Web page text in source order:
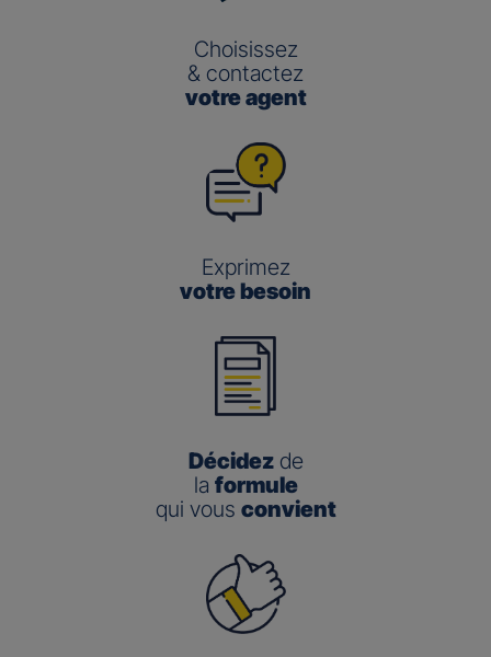
Choisissez
& contactez
votre agent
Exprimez
votre besoin
Décidezde
la formule
qui vous convient